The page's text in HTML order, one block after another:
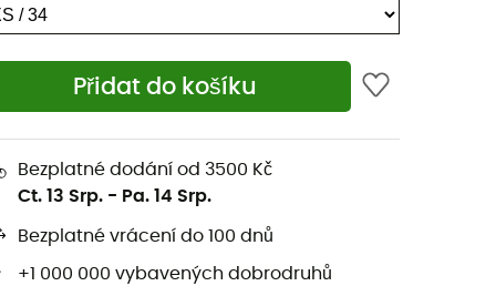
Přidat do košíku
Bezplatné dodání od 3500 Kč
Ct. 13 Srp. - Pa. 14 Srp.
Bezplatné vrácení do 100 dnů
+1 000 000 vybavených dobrodruhů